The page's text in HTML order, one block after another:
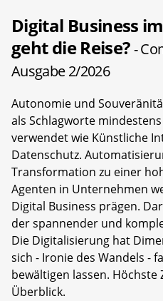
Digital Business
geht die Reise?-
Ausgabe 2/2026
Autonomie und
als Schlagworte
verwendet wie Künstliche
Datenschutz.
Transformation zu einer
Agenten in Unternehmen
Digital Business prägen.
der spannender und
Die Digitalisierung hat
sich - Ironie des Wandels -
bewältigen lassen. Höchste
Überblick.